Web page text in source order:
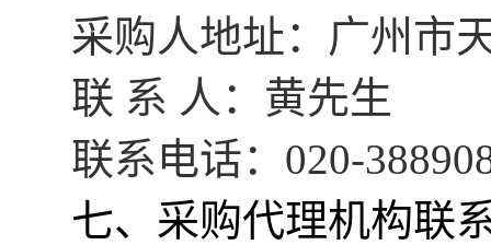
采购人地址：广州市
联 系 人： 黄先生
联系电话：020-
七、 采购代理机构联